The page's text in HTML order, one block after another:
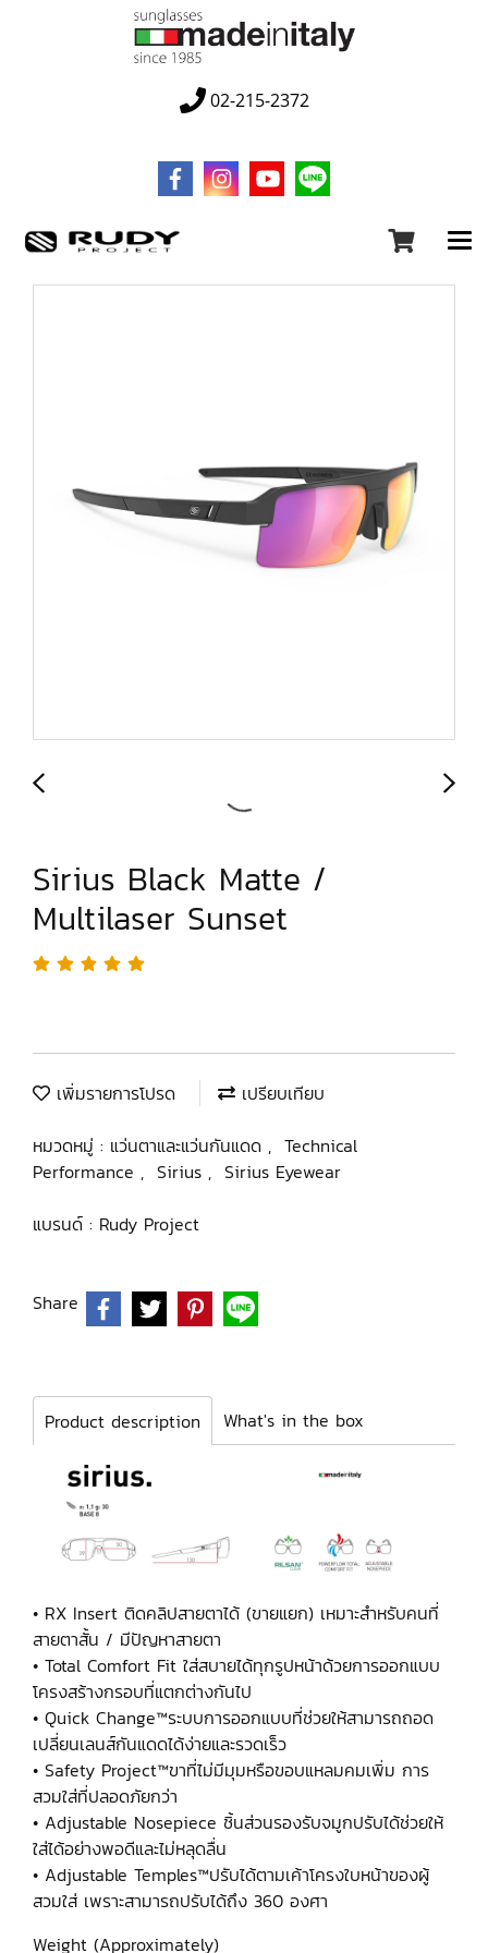
02-215-2372
Sirius Black Matte /
Multilaser Sunset
เพิ่มรายการโปรด
เปรียบเทียบ
หมวดหมู่ : แว่นตาและแว่นกันแดด , Technical
Performance , Sirius , Sirius Eyewear
แบรนด์ : Rudy Project
Share
Product description What's in the box
• RX Insert ติดคลิปสายตาได้ (ขายแยก) เหมาะสำหรับคนที่
สายตาสั้น / มีปัญหาสายตา
• Total Comfort Fit ใส่สบายได้ทุกรูปหน้าด้วยการออกแบบ
โครงสร้างกรอบที่แตกต่างกันไป
• Quick Change™ระบบการออกแบบที่ช่วยให้สามารถถอด
เปลี่ยนเลนส์กันแดดได้ง่ายและรวดเร็ว
• Safety Project™ขาที่ไม่มีมุมหรือขอบแหลมคมเพิ่ม การ
สวมใส่ที่ปลอดภัยกว่า
• Adjustable Nosepiece ชิ้นส่วนรองรับจมูกปรับได้ช่วยให้
ใส่ได้อย่างพอดีและไม่หลุดลื่น
• Adjustable Temples™ปรับได้ตามเค้าโครงใบหน้าของผู้
สวมใส่ เพราะสามารถปรับได้ถึง 360 องศา
Weight (Approximately)